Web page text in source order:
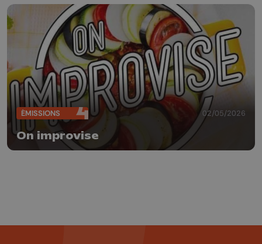
ÉMISSIONS 02/05/2026
On improvise